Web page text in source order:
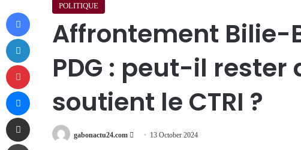
POLITIQUE
Affrontement Bilie-
PDG : peut-il
soutient le CTRI ?
gabonactu24.com
Send 13 October 2024
Facebook
LinkedIn
Pinterest